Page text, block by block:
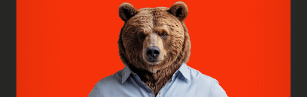
> PARQUET MASSIF CHÊNE BÃ‚TON ROMPU NATUREL